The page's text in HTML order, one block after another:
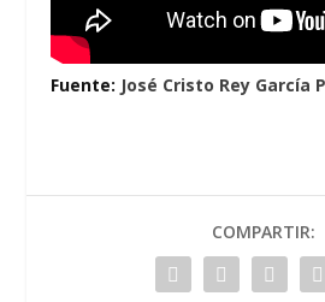
Fuente: José Cristo Rey García
COMPARTIR: